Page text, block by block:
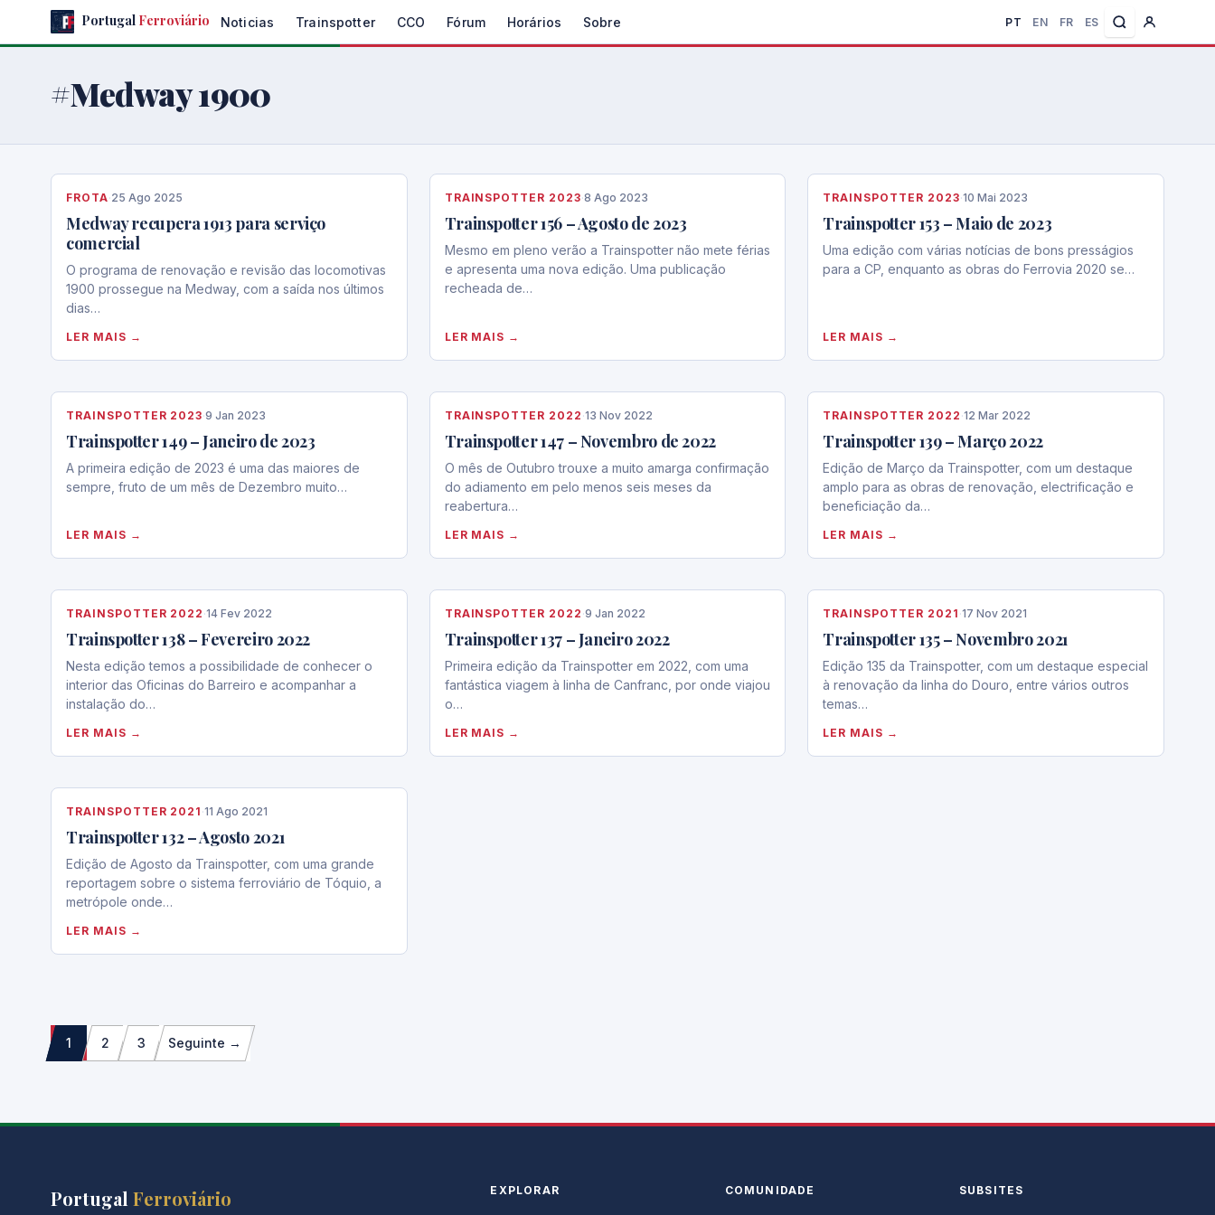
Portugal Ferroviário Noticias Trainspotter CCO Fórum Horários Sobre PT EN FR ES
#Medway 1900
FROTA·25 Ago 2025
Medway recupera 1913 para serviço
comercial
O programa de renovação e revisão das locomotivas
1900 prossegue na Medway, com a saída nos últimos
dias…
LER MAIS →
TRAINSPOTTER 2023·8 Ago 2023
Trainspotter 156 – Agosto de 2023
Mesmo em pleno verão a Trainspotter não mete férias
e apresenta uma nova edição. Uma publicação
recheada de…
LER MAIS →
TRAINSPOTTER 2023·10 Mai 2023
Trainspotter 153 – Maio de 2023
Uma edição com várias notícias de bons presságios
para a CP, enquanto as obras do Ferrovia 2020 se…
LER MAIS →
TRAINSPOTTER 2023·9 Jan 2023
Trainspotter 149 – Janeiro de 2023
A primeira edição de 2023 é uma das maiores de
sempre, fruto de um mês de Dezembro muito…
LER MAIS →
TRAINSPOTTER 2022 ·13 Nov 2022
Trainspotter 147 – Novembro de 2022
O mês de Outubro trouxe a muito amarga confirmação
do adiamento em pelo menos seis meses da
reabertura…
LER MAIS →
TRAINSPOTTER 2022 ·12 Mar 2022
Trainspotter 139 – Março 2022
Edição de Março da Trainspotter, com um destaque
amplo para as obras de renovação, electrificação e
beneficiação da…
LER MAIS →
TRAINSPOTTER 2022 ·14 Fev 2022
Trainspotter 138 – Fevereiro 2022
Nesta edição temos a possibilidade de conhecer o
interior das Oficinas do Barreiro e acompanhar a
instalação do…
LER MAIS →
TRAINSPOTTER 2022 ·9 Jan 2022
Trainspotter 137 – Janeiro 2022
Primeira edição da Trainspotter em 2022, com uma
fantástica viagem à linha de Canfranc, por onde viajou
o…
LER MAIS →
TRAINSPOTTER 2021 ·17 Nov 2021
Trainspotter 135 – Novembro 2021
Edição 135 da Trainspotter, com um destaque especial
à renovação da linha do Douro, entre vários outros
temas…
LER MAIS →
TRAINSPOTTER 2021 ·11 Ago 2021
Trainspotter 132 – Agosto 2021
Edição de Agosto da Trainspotter, com uma grande
reportagem sobre o sistema ferroviário de Tóquio, a
metrópole onde…
LER MAIS →
Paginação
dos
1 2 3 Seguinte →
Portugal Ferroviário EXPLORAR COMUNIDADE SUBSITES